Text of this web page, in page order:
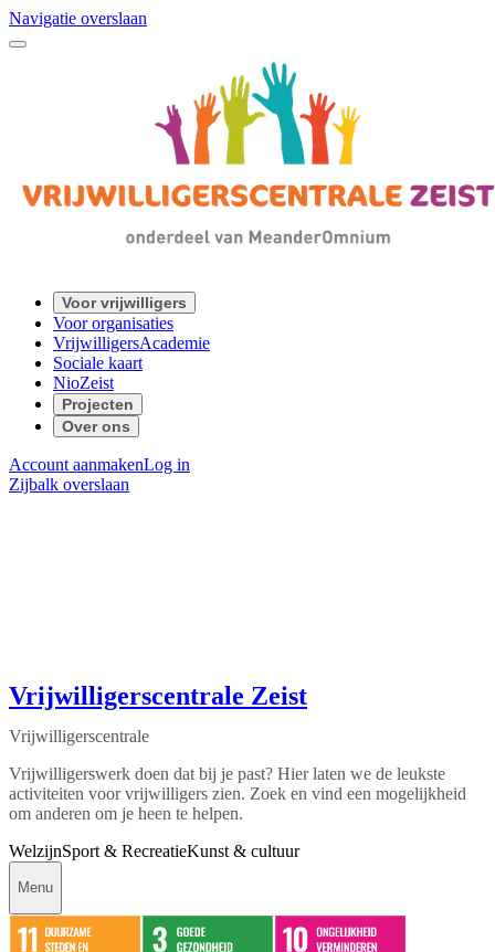
Navigatie overslaan
Voor vrijwilligers
Voor organisaties
VrijwilligersAcademie
Sociale kaart
NioZeist
Projecten
Over ons
Account aanmakenLog in
Zijbalk overslaan
Vrijwilligerscentrale Zeist
Vrijwilligerscentrale
Vrijwilligerswerk doen dat bij je past? Hier laten we de leukste
activiteiten voor vrijwilligers zien. Zoek en vind een mogelijkheid
om anderen om je heen te helpen.
WelzijnSport & RecreatieKunst & cultuur
Menu